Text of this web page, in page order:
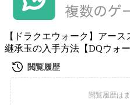
【ドラクエウォーク】アー
継承玉の入手方法【DQウォー